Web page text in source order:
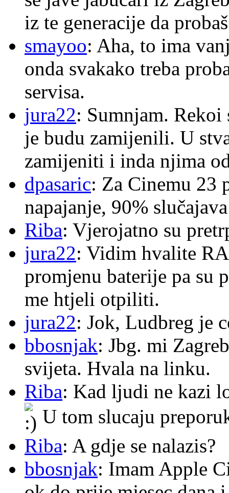
iz te generacije da
smayoo: Aha, to ima
onda svakako treba
servisa.
jura22: Sumnjam. Rekoi
je budu zamijenili. U
zamijeniti i inda njima
dpasaric: Za Cinemu 23
napajanje, 90%
Riba: Vjerojatno su
jura22: Vidim hvalite
promjenu baterije pa su
me htjeli otpiliti.
jura22: Jok, Ludbreg je
bbosnjak: Jbg. mi
svijeta. Hvala na linku.
Riba: Kad ljudi ne kazi
U tom slucaju
Riba: A gdje se nalazis?
bbosnjak: Imam Apple